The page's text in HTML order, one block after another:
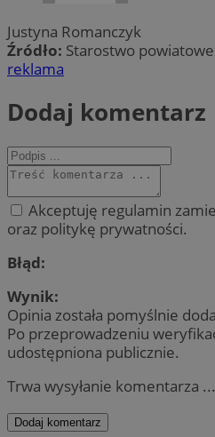
Justyna Romanczyk
Źródło: Starostwo
reklama
Dodaj komentarz
Akceptuję regulamin
oraz politykę prywatności.
Błąd:
Wynik:
Opinia została pomyślnie
Po przeprowadzeniu
udostępniona publicznie.
Trwa wysyłanie komentarza ...
Dodaj komentarz